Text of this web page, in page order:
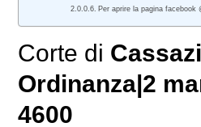
Per aprire la pagina facebook
Corte di
Ordinanza|2
4600